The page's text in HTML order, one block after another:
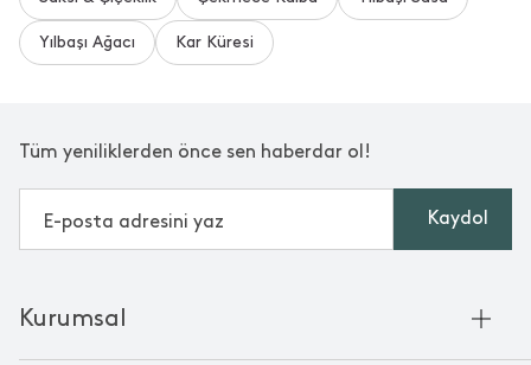
Yılbaşı Ağacı Kar Küresi
Tüm yeniliklerden önce sen haberdar ol!
Kaydol
Kurumsal